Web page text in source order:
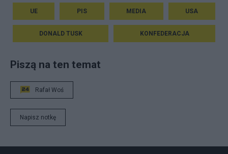
UE PIS MEDIA USA
DONALD TUSK KONFEDERACJA
Piszą na ten temat
Rafał Woś
Napisz notkę